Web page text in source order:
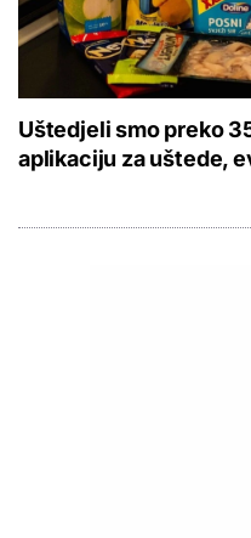
Uštedjeli smo preko
aplikaciju za uštede,